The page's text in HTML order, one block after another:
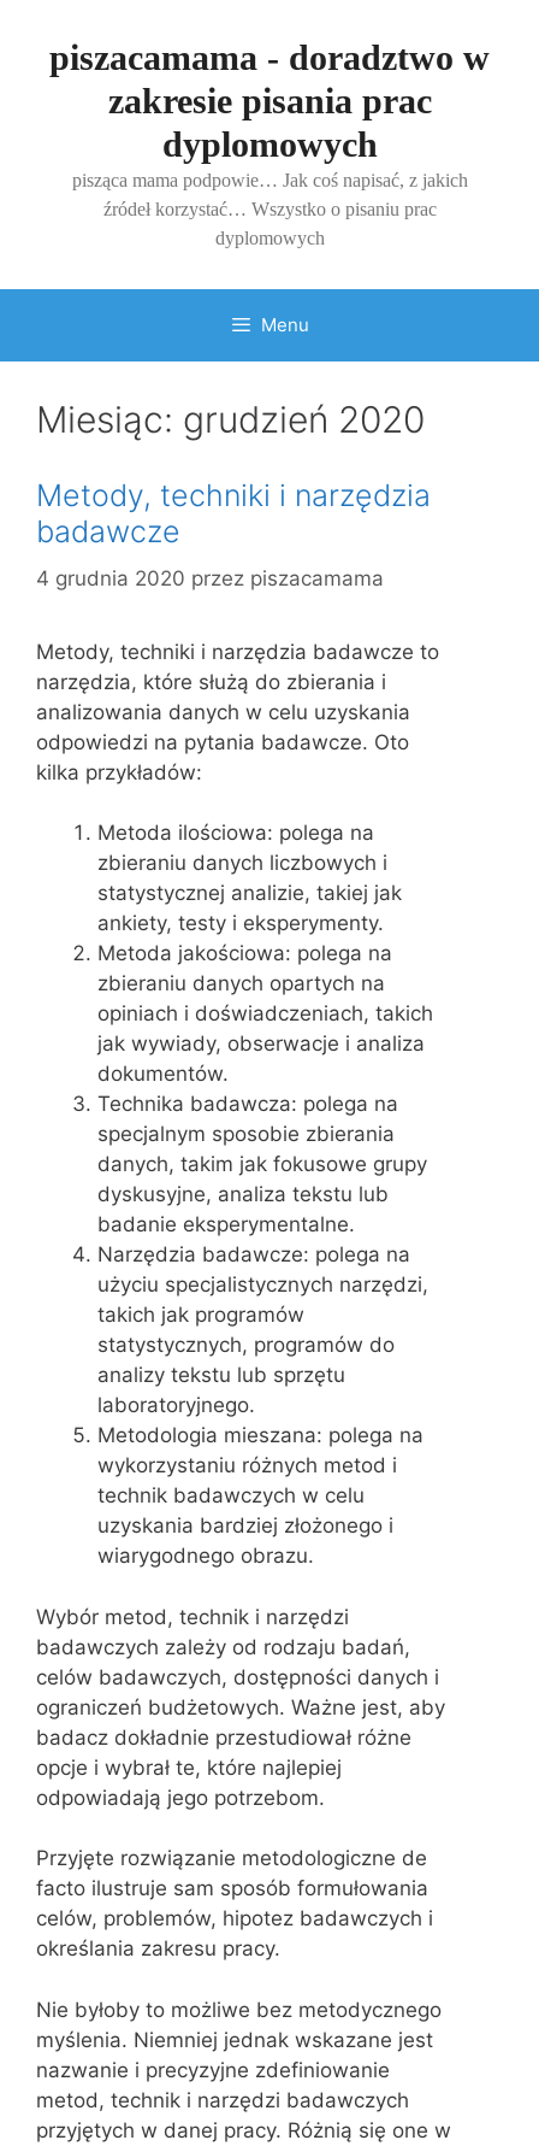
treścipiszacamama - doradztwo w
zakresie pisania prac
dyplomowych
pisząca mama podpowie… Jak coś napisać, z jakich
źródeł korzystać… Wszystko o pisaniu prac
dyplomowych
Menu
Miesiąc: grudzień 2020
Metody, techniki i narzędzia
badawcze
4 grudnia 2020 przez piszacamama
Metody, techniki i narzędzia badawcze to
narzędzia, które służą do zbierania i
analizowania danych w celu uzyskania
odpowiedzi na pytania badawcze. Oto
kilka przykładów:
Metoda ilościowa: polega na
zbieraniu danych liczbowych i
statystycznej analizie, takiej jak
ankiety, testy i eksperymenty.
Metoda jakościowa: polega na
zbieraniu danych opartych na
opiniach i doświadczeniach, takich
jak wywiady, obserwacje i analiza
dokumentów.
Technika badawcza: polega na
specjalnym sposobie zbierania
danych, takim jak fokusowe grupy
dyskusyjne, analiza tekstu lub
badanie eksperymentalne.
Narzędzia badawcze: polega na
użyciu specjalistycznych narzędzi,
takich jak programów
statystycznych, programów do
analizy tekstu lub sprzętu
laboratoryjnego.
Metodologia mieszana: polega na
wykorzystaniu różnych metod i
technik badawczych w celu
uzyskania bardziej złożonego i
wiarygodnego obrazu.
Wybór metod, technik i narzędzi
badawczych zależy od rodzaju badań,
celów badawczych, dostępności danych i
ograniczeń budżetowych. Ważne jest, aby
badacz dokładnie przestudiował różne
opcje i wybrał te, które najlepiej
odpowiadają jego potrzebom.
Przyjęte rozwiązanie metodologiczne de
facto ilustruje sam sposób formułowania
celów, problemów, hipotez badawczych i
określania zakresu pracy.
Nie byłoby to możliwe bez metodycznego
myślenia. Niemniej jednak wskazane jest
nazwanie i precyzyjne zdefiniowanie
metod, technik i narzędzi badawczych
przyjętych w danej pracy. Różnią się one w